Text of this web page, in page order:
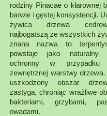
rodziny Pinacae o klarownej
barwie i gęstej konsystencji.
żywica drzewa
najbogatszą ze wszystkich
znana nazwa to
powstaje jako naturalny
ochronny w przypadku
zewnętrznej warstwy
uszkodzony obszar
zastyga, chroniąc wrażliwe
bakteriami, grzybami,
owadami.